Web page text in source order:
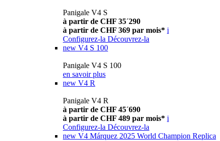
Panigale V4 S
à partir de CHF 35´290
à partir de CHF 369 par mois* i
Configurez-la Découvrez-la
new V4 S 100
Panigale V4 S 100
en savoir plus
new V4 R
Panigale V4 R
à partir de CHF 45´690
à partir de CHF 489 par mois* i
Configurez-la Découvrez-la
new V4 Márquez 2025 World Champion Replica